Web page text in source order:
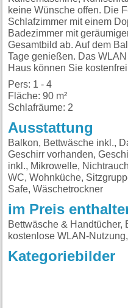
keine Wünsche offen. Die
Schlafzimmer mit einem
Badezimmer mit
Gesamtbild ab. Auf dem
Tage genießen. Das
Haus können Sie
Pers: 1 - 4
Fläche: 90 m²
Schlafräume: 2
Ausstattung
Balkon, Bettwäsche inkl.,
Geschirr vorhanden,
inkl., Mikrowelle,
WC, Wohnküche,
Safe, Wäschetrockner
im Preis
Bettwäsche & Handtücher,
kostenlose WLAN-
Kategoriebilder